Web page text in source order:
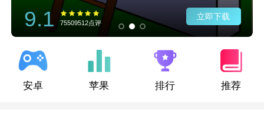
9.1 75509512点评
立即下载
安卓 苹果 排行 推荐